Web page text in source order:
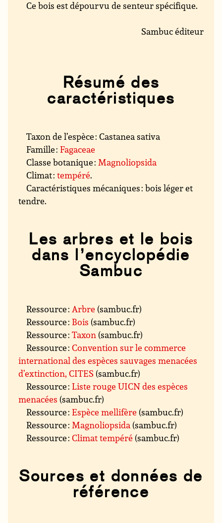
Ce bois est dépourvu de senteur spécifique.
Sambuc éditeur
Résumé des
caractéristiques
Taxon de l’espèce : Castanea sativa
Famille :Fagaceae
Classe botanique : Magnoliopsida
Climat :tempéré.
Caractéristiques mécaniques : bois léger et
tendre.
Les arbres et le bois
dans l’encyclopédie
Sambuc
Ressource : Arbre (sambuc.fr)
Ressource : Bois (sambuc.fr)
Ressource :Taxon (sambuc.fr)
Ressource :Convention sur le commerce
international des espèces sauvages menacées
d’extinction, CITES (sambuc.fr)
Ressource :Liste rouge UICN des espèces
menacées (sambuc.fr)
Ressource :Espèce mellifère (sambuc.fr)
Ressource : Magnoliopsida (sambuc.fr)
Ressource :Climat tempéré (sambuc.fr)
Sources et données de
référence